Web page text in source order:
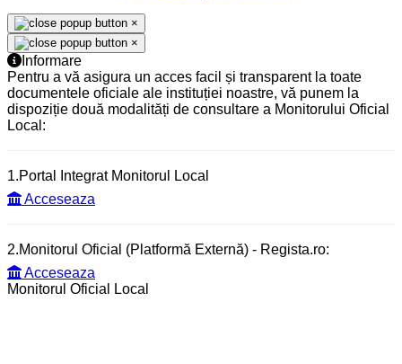
×
×
Informare
Pentru a vă asigura un acces facil și transparent la toate
documentele oficiale ale instituției noastre, vă punem la
dispoziție două modalități de consultare a Monitorului Oficial
Local:
1.Portal Integrat Monitorul Local
Acceseaza
2.Monitorul Oficial (Platformă Externă) - Regista.ro:
Acceseaza
Monitorul Oficial Local